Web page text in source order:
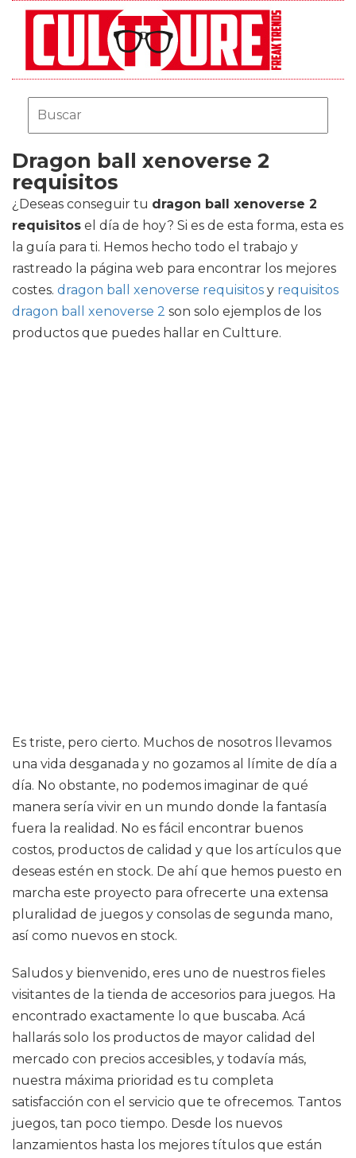
Dragon ball xenoverse 2
requisitos
¿Deseas conseguir tu dragon ball xenoverse 2
requisitos el día de hoy? Si es de esta forma, esta es
la guía para ti. Hemos hecho todo el trabajo y
rastreado la página web para encontrar los mejores
costes. dragon ball xenoverse requisitos y requisitos
dragon ball xenoverse 2 son solo ejemplos de los
productos que puedes hallar en Cultture.
Es triste, pero cierto. Muchos de nosotros llevamos
una vida desganada y no gozamos al límite de día a
día. No obstante, no podemos imaginar de qué
manera sería vivir en un mundo donde la fantasía
fuera la realidad. No es fácil encontrar buenos
costos, productos de calidad y que los artículos que
deseas estén en stock. De ahí que hemos puesto en
marcha este proyecto para ofrecerte una extensa
pluralidad de juegos y consolas de segunda mano,
así como nuevos en stock.
Saludos y bienvenido, eres uno de nuestros fieles
visitantes de la tienda de accesorios para juegos. Ha
encontrado exactamente lo que buscaba. Acá
hallarás solo los productos de mayor calidad del
mercado con precios accesibles, y todavía más,
nuestra máxima prioridad es tu completa
satisfacción con el servicio que te ofrecemos. Tantos
juegos, tan poco tiempo. Desde los nuevos
lanzamientos hasta los mejores títulos que están